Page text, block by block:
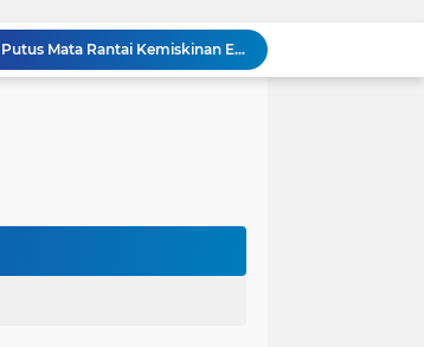
Operasi Senyap TNI di Pedalaman Nias: Putus Mata Rantai Kemiskinan Ekstrem
Komsos di Sekolah, Babinsa Koramil 0204-15/SPP Bentengi Siswa SMPN 1 Sipispis dari Bahaya Narkotika
Asah Jiwa Teritorial, 5 Taruna Akmil Terjun Langsung ke Sekolah Rakyat di Sergai